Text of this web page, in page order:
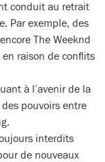
conduit au retrait
Par exemple, des
The Weeknd
raison de conflits
à l’avenir de la
pouvoirs entre
interdits
de nouveaux